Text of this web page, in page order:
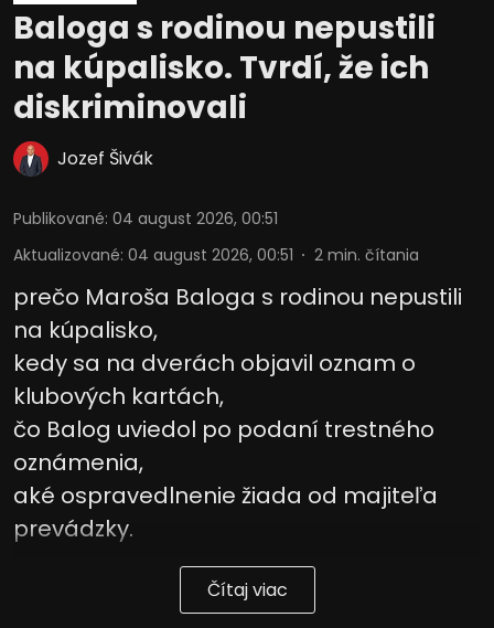
Baloga s rodinou nepustili
na kúpalisko. Tvrdí, že ich
diskriminovali
Jozef Šivák
Publikované: 04 august 2026, 00:51
Aktualizované: 04 august 2026, 00:51 2 min. čítania
prečo Maroša Baloga s rodinou nepustili
na kúpalisko,
kedy sa na dverách objavil oznam o
klubových kartách,
čo Balog uviedol po podaní trestného
oznámenia,
aké ospravedlnenie žiada od majiteľa
prevádzky.
Čítaj viac